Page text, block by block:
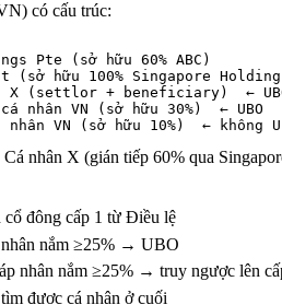
có cấu trúc:
Pte (sở hữu 60% ABC)
(sở hữu 100% Singapore
X (settlor + beneficiary)  ←
nhân VN (sở hữu 30%)  ← UBO
VN (sở hữu 10%)  ← không
nhân X (gián tiếp 60% qua
cổ đông cấp 1 từ Điều lệ
nhân nắm ≥25% → UBO
nhân nắm ≥25% → truy ngược lên
được cá nhân ở cuối